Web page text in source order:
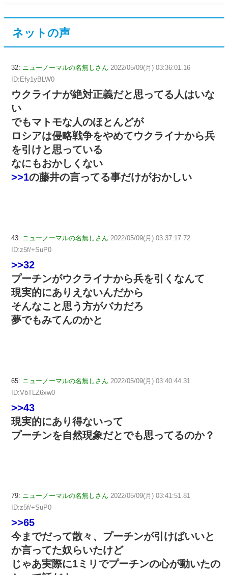
ネットの声
32: ニューノーマルの名無しさん 2022/05/09(月) 03:36:01.16
ID:Efy1yBLW0
ウクライナが絶対正義だと思ってる人はいな
い
でもマトモな人のほとんどが
ロシアは侵略戦争をやめてウクライナから兵
を引けと思っている
なにもおかしくない
>>1の藤井の言ってる事だけがおかしい
43: ニューノーマルの名無しさん 2022/05/09(月) 03:37:17.72
ID:z5f/+SuP0
>>32
プーチンがウクライナから兵を引くなんて
現実的にありえないんだから
そんなこと思う方がバカだろ
夢でもみてんのかと
65: ニューノーマルの名無しさん 2022/05/09(月) 03:40:44.31
ID:VbTLZ6xw0
>>43
現実的にあり得ないって
プーチンを自然現象だとでも思ってるのか？
79: ニューノーマルの名無しさん 2022/05/09(月) 03:41:51.81
ID:z5f/+SuP0
>>65
今までだって散々、プーチンが引けばいいと
か言ってた奴らいたけど
じゃあ実際に1ミリでプーチンの心が動いたの